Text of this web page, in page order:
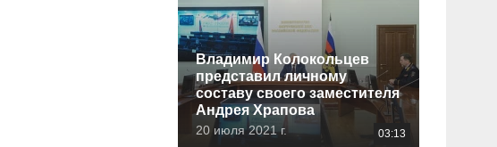
Владимир Колокольцев
представил личному
составу своего заместителя
Андрея Храпова
20 июля 2021 г. 03:13